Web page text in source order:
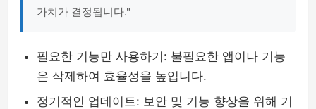
가치가 결정됩니다."
필요한 기능만 사용하기: 불필요한 앱이나 기능
은 삭제하여 효율성을 높입니다.
정기적인 업데이트: 보안 및 기능 향상을 위해 기